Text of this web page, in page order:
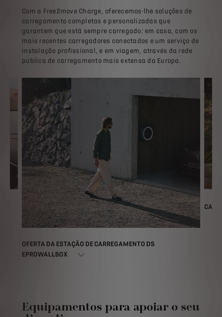
carregamento completas e personalizadas que
garantem que está sempre carregado: em casa, com os
mais recentes carregadores conectados e um serviço de
instalação profissional, e em viagem, através da rede
pública de carregamento mais extensa da Europa.
EPROWALLBOX
dia a dia